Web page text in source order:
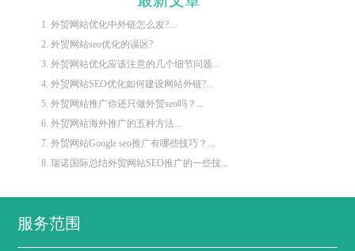
1. 外贸网站优化中外链怎么发?...
2. 外贸网站seo优化的误区?
3. 外贸网站优化应该注意的几个细节问题...
4. 外贸网站SEO优化如何建设网站外链?...
5. 外贸网站推广你还只做外贸seo吗？...
6. 外贸网站海外推广的五种方法...
7. 外贸网站Google seo推广有哪些技巧？...
8. 瑞诺国际总结外贸网站SEO推广的一些技...
服务范围